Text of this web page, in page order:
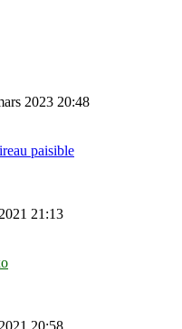
2023 20:48
paisible
21:13
20:58